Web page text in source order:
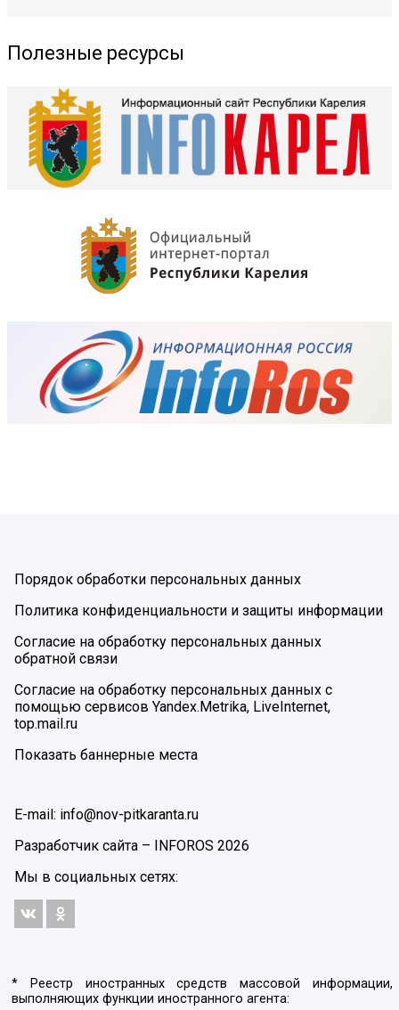
Полезные ресурсы
Порядок обработки персональных данных
Политика конфиденциальности и защиты информации
Согласие на обработку персональных данных
обратной связи
Согласие на обработку персональных данных с
помощью сервисов Yandex.Metrika, LiveInternet,
top.mail.ru
Показать баннерные места
E-mail: info@nov-pitkaranta.ru
Разработчик сайта –
INFOROS 2026
Мы в социальных сетях:
* Реестр иностранных средств массовой информации,
выполняющих функции иностранного агента: